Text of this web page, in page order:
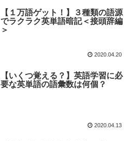
【１万語ゲット！】３種類の語源
でラクラク英単語暗記＜接頭辞編
＞
2020.04.20
【いくつ覚える？】英語学習に必
要な英単語の語彙数は何個？
2020.04.13